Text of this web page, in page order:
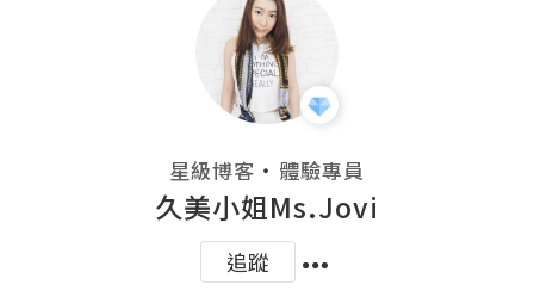
星級博客 ・ 體驗專員
久美小姐Ms.Jovi
追蹤